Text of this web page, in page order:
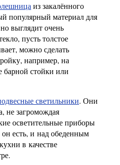
из закалённого
популярный материал для
выглядит очень
пусть толстое
можно сделать
например, на
барной стойки или
светильники. Они
не загромождая
осветительные приборы
есть, и над обеденным
в качестве